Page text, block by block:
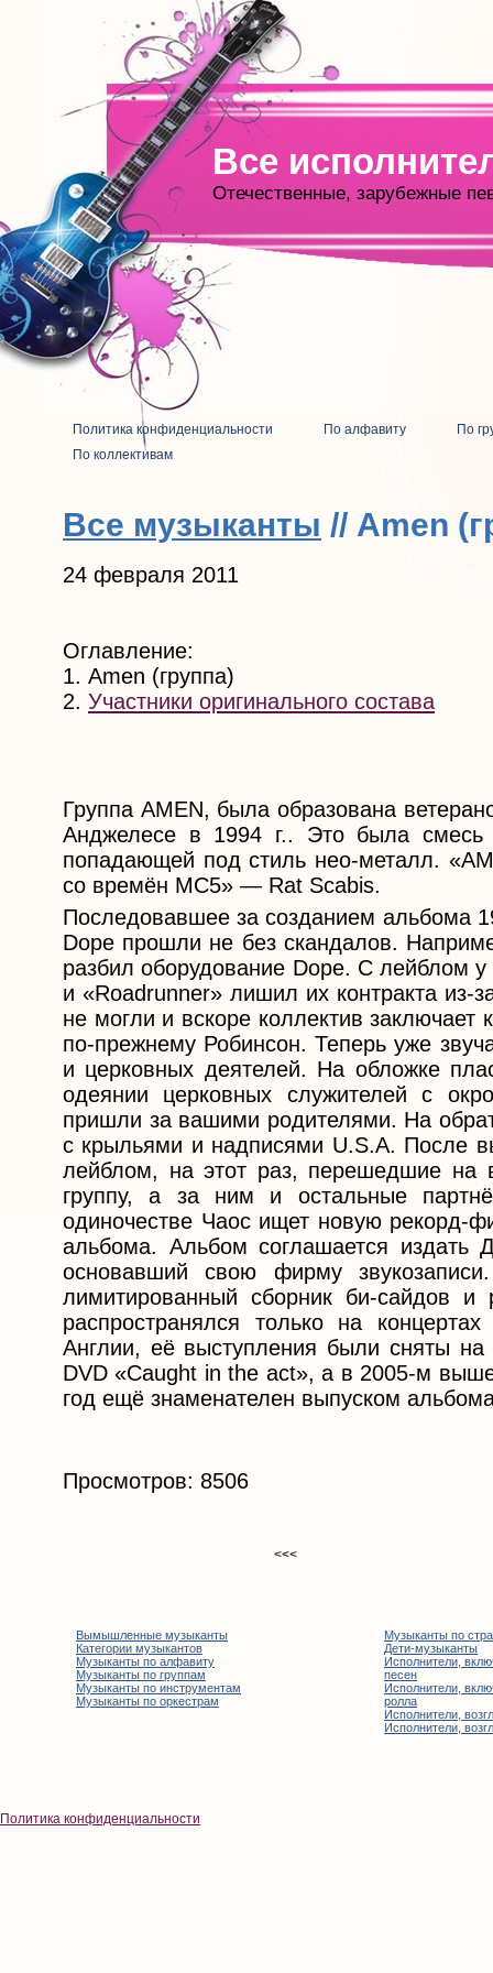
Все
Отечественные, зарубежные
Политика конфиденциальности По алфавиту
По
По коллективам
Все музыканты // Amen
24 февраля 2011
Оглавление:
1. Amen (группа)
2. Участники оригинального состава
Группа AMEN, была образована
Анджелесе в 1994 г.. Это была смесь
попадающей под стиль нео-металл.
со времён MC5» — Rat Scabis.
Последовавшее за созданием альбома
Dope прошли не без скандалов.
разбил оборудование Dope. С лейблом
и «Roadrunner» лишил их контракта из-
не могли и вскоре коллектив
по-прежнему Робинсон. Теперь уже
и церковных деятелей. На обложке
одеянии церковных служителей с
пришли за вашими родителями. На
с крыльями и надписями U.S.A. После
лейблом, на этот раз, перешедшие на
группу, а за ним и остальные
одиночестве Чаос ищет новую рекорд-
альбома. Альбом соглашается
основавший свою фирму
лимитированный сборник би-сайдов
распространялся только на
Англии, её выступления были сняты
DVD «Caught in the act», а в 2005-м
год ещё знаменателен выпуском
Просмотров: 8506
<<<
Вымышленные музыканты
Категории музыкантов
Музыканты по алфавиту
Музыканты по группам
Музыканты по инструментам
Музыканты по оркестрам
Музыканты по
Дети-музыканты
Исполнители,
песен
Исполнители,
ролла
Исполнители,
Исполнители,
Политика конфиденциальности